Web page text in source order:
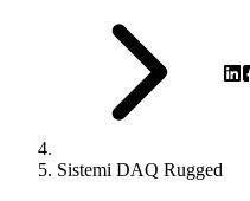
Sistemi DAQ Rugged